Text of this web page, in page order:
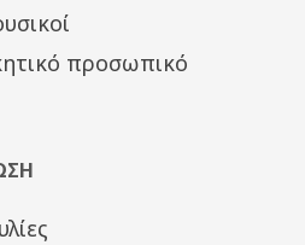
προσωπικό